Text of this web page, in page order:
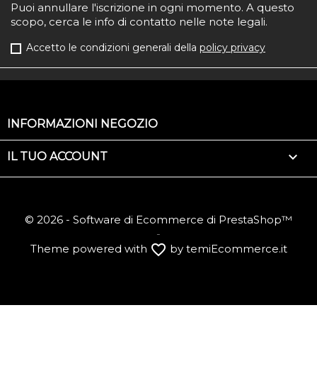
Puoi annullare l'iscrizione in ogni momento. A questo
scopo, cerca le info di contatto nelle note legali.
Accetto le condizioni generali della policy privacy
INFORMAZIONI NEGOZIO
IL TUO ACCOUNT 
© 2026 - Software di Ecommerce di PrestaShop™
-
Theme powered with favorite_border by temiEcommerce.it